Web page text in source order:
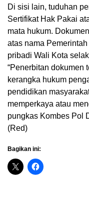
Di sisi lain, tuduhan
Sertifikat Hak Pakai
mata hukum.
atas nama
pribadi Wali Kota
“Penerbitan dokumen
kerangka hukum
pendidikan
memperkaya atau
pungkas Kombes Pol
(Red)
Bagikan ini: